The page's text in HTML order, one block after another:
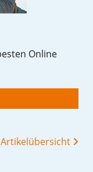
Online
Artikelübersicht